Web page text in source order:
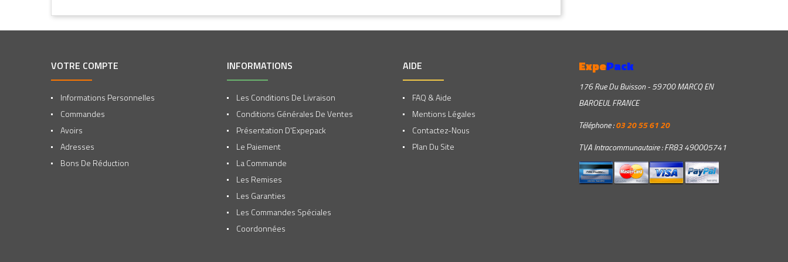
VOTRE COMPTE
Informations Personnelles
Commandes
Avoirs
Adresses
Bons De Réduction
INFORMATIONS
Les Conditions De Livraison
Conditions Générales De Ventes
Présentation D'Expepack
Le Paiement
La Commande
Les Remises
Les Garanties
Les Commandes Spéciales
Coordonnées
AIDE
FAQ & Aide
Mentions Légales
Contactez-Nous
Plan Du Site
ExpePack
176 Rue Du Buisson - 59700 MARCQ EN
BAROEUL FRANCE
Téléphone :03 20 55 61 20
TVA Intracommunautaire : FR83 490005741